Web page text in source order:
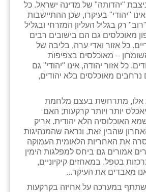
"יהדותה" של מדינה ישראל. כל
"יהודי" בעיקרו, שכן ההתיישבות
רק בגליל העליון המזרחי ובגליל
מאוכלסים גם הם בישובים רבים
כל אזור ואדי ערה, בליבה של
– מאוכלסים בצפיפות
כל אזור יהודה, אינו "יהודי" גם
נרחבים מאוכלסים בלא יהודים,
אלו, מתרחשת בעצם מלחמת
יותר ויותר קרקעות; האם
האוכלוסיה הלא יהודית. אריק
שהבין זאת, ונראה שהמנהיגות
את האחריות הלאומית העמוקה
אמורים גם ביחס למפלגות הימין
בטפל, במאחזים קיקיוניים,
מאבדים את העיקר...
במערכה על אחיזה בקרקעות